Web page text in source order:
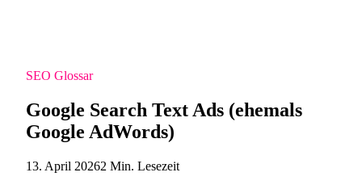
SEO Glossar
Google Search Text Ads (ehemals
Google AdWords)
13. April 20262 Min. Lesezeit